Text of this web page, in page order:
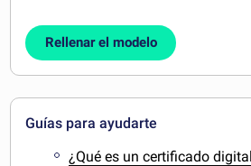
Rellenar el modelo
Guías para ayudarte
¿Qué es un certificado